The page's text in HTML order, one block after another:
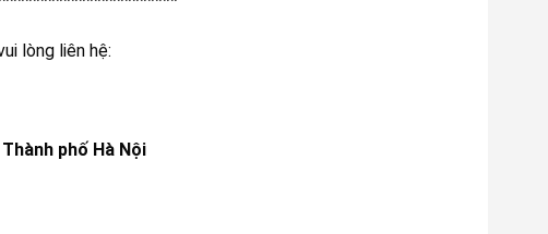
lòng liên hệ:
phố Hà Nội